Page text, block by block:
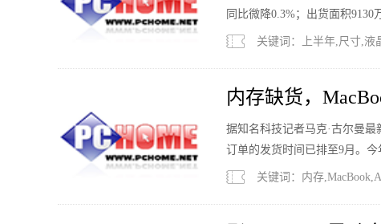
同比微降0.3%；出货面积9130
关键词：上半年,尺寸,液
内存缺货，
据知名科技记者马克·古尔曼
订单的发货时间已排至9月。今
关键词：内存